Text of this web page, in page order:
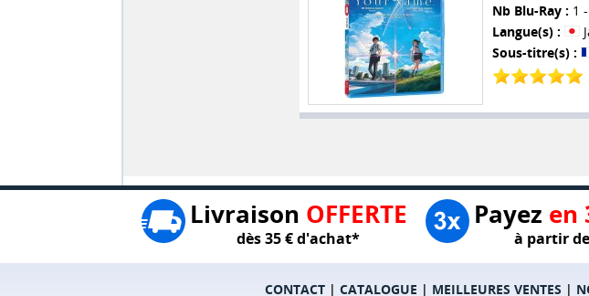
Nb Blu-Ray : 1 -
Langue(s) :
Sous-titre(s) :
Livraison OFFERTE
dès 35 € d'achat*
Payez en
à partir
CONTACT| CATALOGUE | MEILLEURES VENTES |